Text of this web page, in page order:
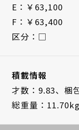
E：￥63,100
F：￥63,400
区分：□
積載情報
才数：9.83、 梱
総重量：11.70kg